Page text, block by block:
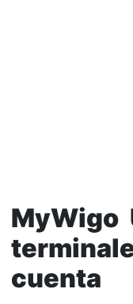
MyWigo
cuenta